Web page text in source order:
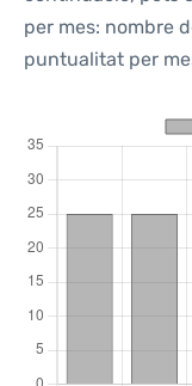
per mes: nombre
puntualitat per